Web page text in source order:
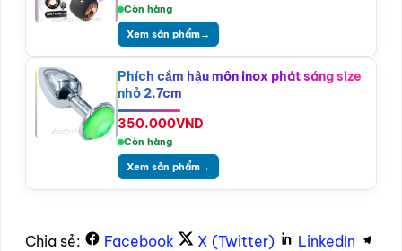
Còn hàng
Xem sản phẩm→
Phích cắm hậu môn inox phát sáng size
nhỏ 2.7cm
350.000VND
Còn hàng
Xem sản phẩm→
Chia sẻ: Facebook X (Twitter)
LinkedIn